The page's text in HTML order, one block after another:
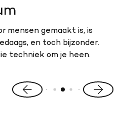
mensen gemaakt is, is
en toch bijzonder.
techniek om je heen.
Vorige
Volgende